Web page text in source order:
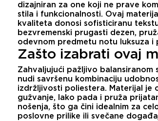
dizajniran za one koji ne prave
stila i funkcionalnosti. Ovaj
kvaliteta donosi sofisticiranu
bezvremenski prugasti dezen,
odevnom predmetu notu luksuza i
Zašto izabrati ovaj
Zahvaljujući pažljivo balansiranom
nudi savršenu kombinaciju
izdržljivosti poliestera. Materijal je
gužvanje, lako pada i pruža
nošenja, što ga čini idealnim za
poslovne prilike ili svečane